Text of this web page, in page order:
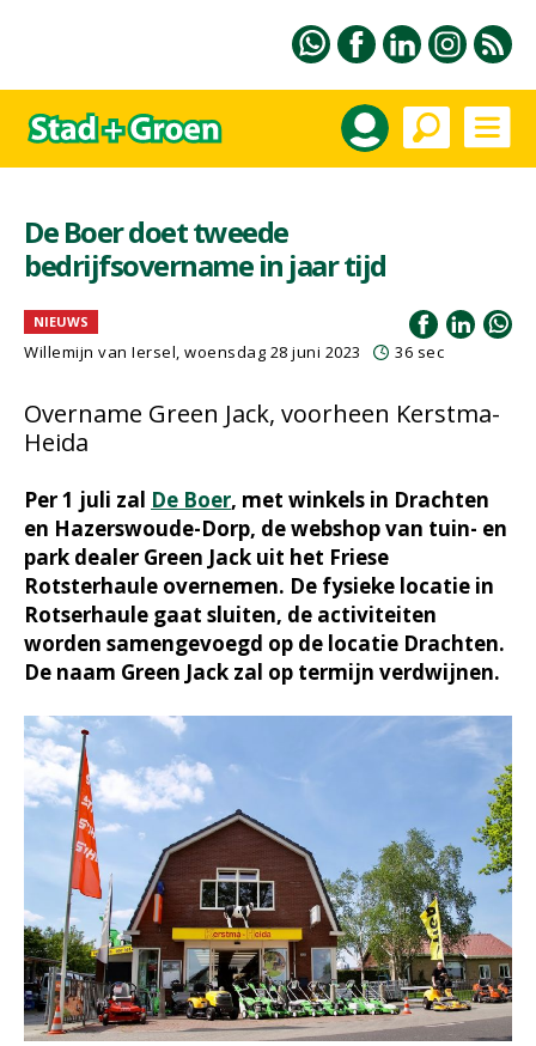
De Boer doet tweede
bedrijfsovername in jaar tijd
NIEUWS
Willemijn van Iersel, woensdag 28 juni 2023 36 sec
Overname Green Jack, voorheen Kerstma-
Heida
Per 1 juli zal De Boer, met winkels in Drachten
en Hazerswoude-Dorp, de webshop van tuin- en
park dealer Green Jack uit het Friese
Rotsterhaule overnemen. De fysieke locatie in
Rotserhaule gaat sluiten, de activiteiten
worden samengevoegd op de locatie Drachten.
De naam Green Jack zal op termijn verdwijnen.